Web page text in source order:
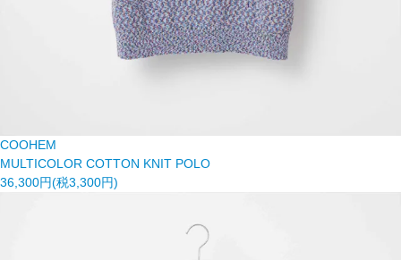
COOHEM
MULTICOLOR COTTON KNIT POLO
36,300円(税3,300円)